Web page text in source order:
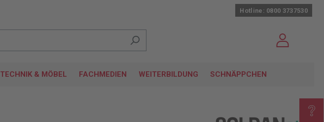
Hotline: 0800 3737530
TECHNIK & MÖBEL FACHMEDIEN WEITERBILDUNG SCHNÄPPCHEN